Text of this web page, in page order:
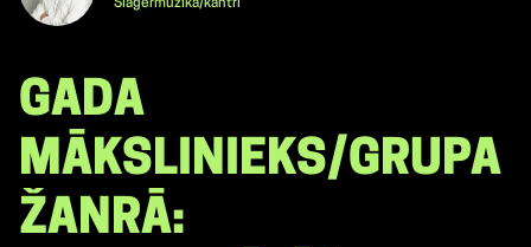
Šlāģermūzika/kantrī
GADA
MĀKSLINIEKS/GRUPA
ŽANRĀ: